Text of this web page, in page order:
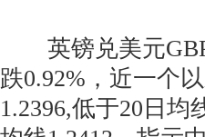
英镑兑美元
跌0.92%，近一个
1.2396,低于20日均